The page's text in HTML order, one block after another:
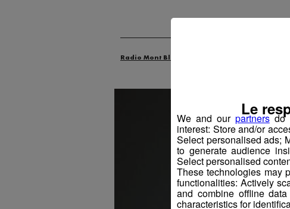
Radio Mont Blanc
We and our partnersdo
interest: Store and/or
Select personalised ads;
to generate audience
Select personalised
These technologies may
functionalities: Actively
and combine offline
characteristics for
Le